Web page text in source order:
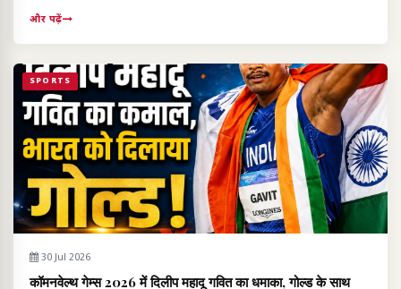
और पढ़ें
SPORTS
30 Jul 2026
कॉमनवेल्थ गेम्स 2026 में दिलीप महादू गवित का धमाका, गोल्ड के साथ